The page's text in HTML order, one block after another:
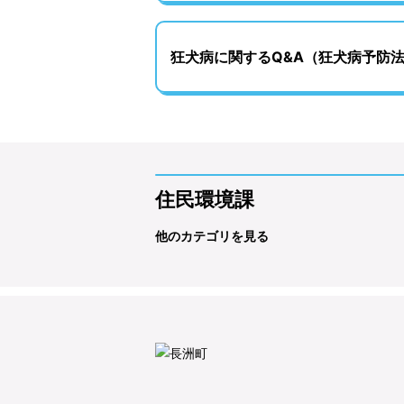
狂犬病に関するQ&A（狂犬病予防
住民環境課
他のカテゴリを見る